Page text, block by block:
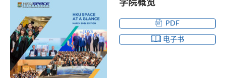
学院概览
PDF
电子书